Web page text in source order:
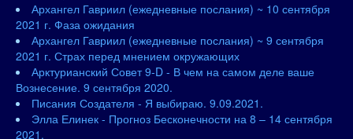
Архангел Гавриил (ежедневные послания) ~ 10 сентября
2021 г. Фаза ожидания
Архангел Гавриил (ежедневные послания) ~ 9 сентября
2021 г. Страх перед мнением окружающих
Арктурианский Совет 9-D - В чем на самом деле ваше
Вознесение. 9 сентября 2020.
Писания Создателя - Я выбираю. 9.09.2021.
Элла Елинек - Прогноз Бесконечности на 8 – 14 сентября
2021.